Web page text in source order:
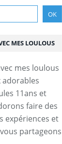
MES LOULOUS
adorables
11ans et
faire des
expériences et
partageons